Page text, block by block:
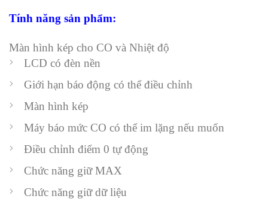
Tính năng sản phẩm:
Màn hình kép cho CO và Nhiệt độ
LCD có đèn nền
Giới hạn báo động có thể điều chỉnh
Màn hình kép
Máy báo mức CO có thể im lặng nếu muốn
Điều chỉnh điểm 0 tự động
Chức năng giữ MAX
Chức năng giữ dữ liệu